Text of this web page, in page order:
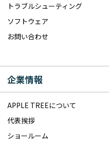
トラブルシューティング
ソフトウェア
お問い合わせ
企業情報
APPLE TREEについて
代表挨拶
ショールーム